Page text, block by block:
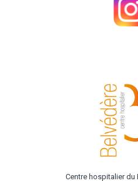
Centre hospitalier du